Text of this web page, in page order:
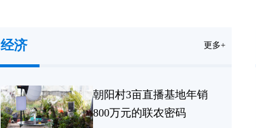
经济 更多+
朝阳村3亩直播基地年销
800万元的联农密码